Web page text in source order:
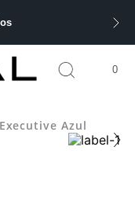
0
Azul